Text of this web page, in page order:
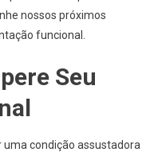
nossos próximos
funcional.
Seu
condição assustadora